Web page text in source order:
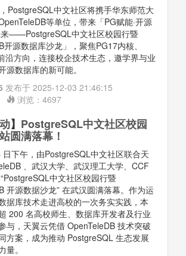
PostgreSQL中文社区将携手华东师范大
等单位，带来「PG赋能·开源
来——PostgreSQL中文社区校园行暨
开源数据库沙龙」，聚焦PG17内核、
沿方向，连接校企技术生态，邀学界与业
源数据库的新可能。
发布于 2025-12-03 21:46:15
浏览： 4697
】 PostgreSQL中文社区校园
圆满落幕！
日下午，由PostgreSQL中文社区联合天
、武汉大学、武汉理工大学、CCF
中文社区校园行暨
开源数据沙龙” 在武汉圆满落幕。作为运
据库技术走进高校的一次务实实践，本
200 名高校师生、数据库开发者及行业
与，天翼云凭借 OpenTeleDB 技术突破
方案，成为推动 PostgreSQL 生态发展
量。